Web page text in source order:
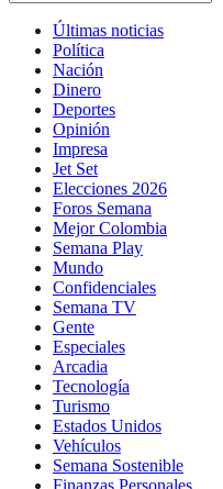
Últimas noticias
Política
Nación
Dinero
Deportes
Opinión
Impresa
Jet Set
Elecciones 2026
Foros Semana
Mejor Colombia
Semana Play
Mundo
Confidenciales
Semana TV
Gente
Especiales
Arcadia
Tecnología
Turismo
Estados Unidos
Vehículos
Semana Sostenible